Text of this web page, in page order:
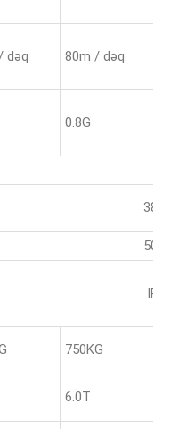
dəq 80m / dəq
0.8G
750KG
6.0T